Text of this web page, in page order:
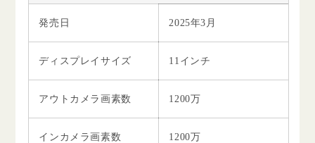
発売日 2025年3月
ディスプレイサイズ 11インチ
アウトカメラ画素数 1200万
インカメラ画素数 1200万